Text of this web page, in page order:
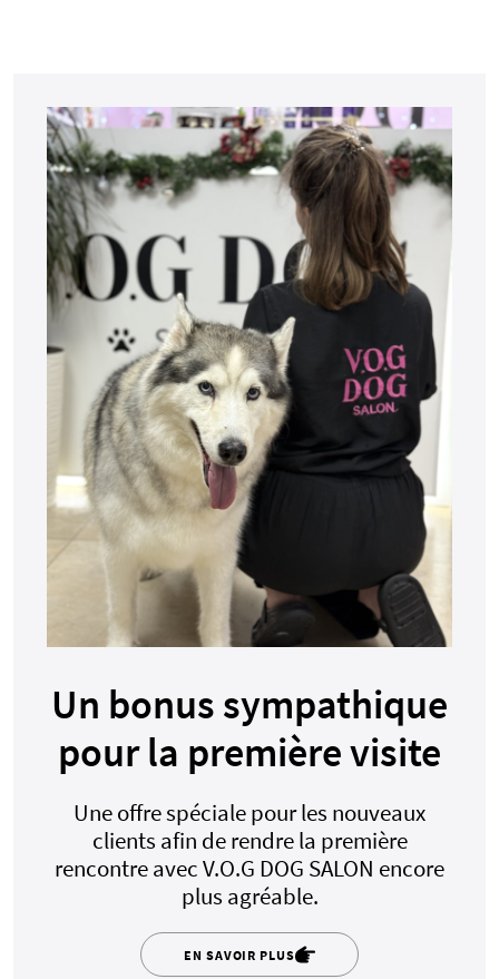
Un bonus sympathique
pour la première visite
Une offre spéciale pour les nouveaux
clients afin de rendre la première
rencontre avec V.O.G DOG SALON encore
plus agréable.
EN SAVOIR PLUS